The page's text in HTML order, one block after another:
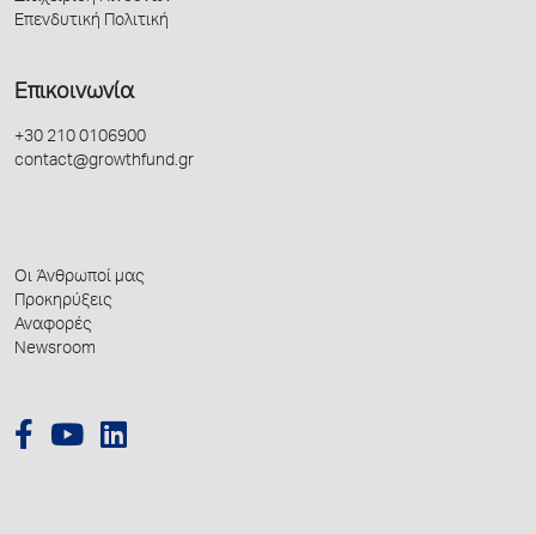
Επενδυτική Πολιτική
Επικοινωνία
+30 210 0106900
contact@growthfund.gr
Οι Άνθρωποί μας
Προκηρύξεις
Αναφορές
Newsroom